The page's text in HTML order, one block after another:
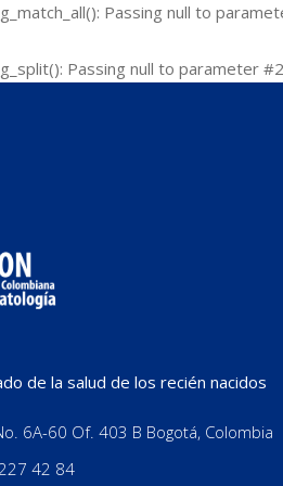
Passing null to
Passing null to parameter
de la salud de los recién nacidos
6A-60 Of. 403 B Bogotá, Colombia
42 84